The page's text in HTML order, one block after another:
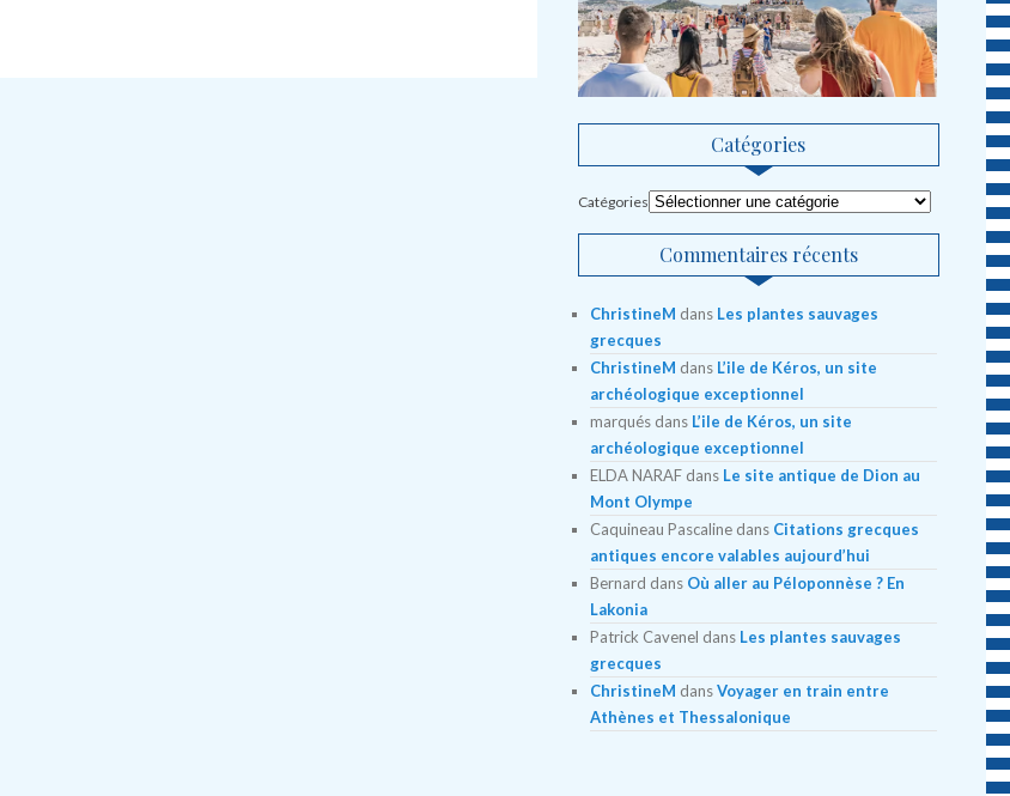
Catégories
Catégories
Commentaires récents
ChristineM dans Les plantes sauvages
grecques
ChristineM dans L’ile de Kéros, un site
archéologique exceptionnel
marquésdans L’ile de Kéros, un site
archéologique exceptionnel
ELDA NARAFdans Le site antique de Dion au
Mont Olympe
Caquineau Pascalinedans Citations grecques
antiques encore valables aujourd’hui
Bernard dans Où aller au Péloponnèse ? En
Lakonia
Patrick Cavenel dans Les plantes sauvages
grecques
ChristineM dansVoyager en train entre
Athènes et Thessalonique